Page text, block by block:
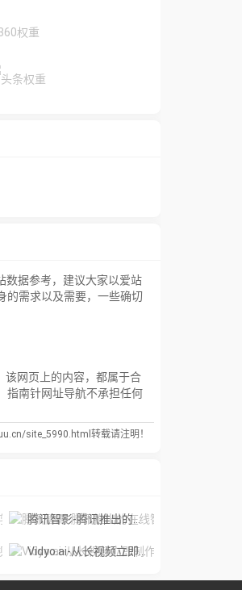
数据参考，建议大家以爱站
的需求以及需要，一些确切
该网页上的内容，都属于合
指南针网址导航不承担任何
site_5990.html转载请注明！
腾讯智影-腾讯推出的在线智能视频创作平台
Vidyo.ai-从长视频立即制作短视频。